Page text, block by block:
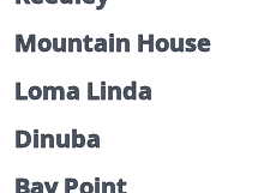
Mountain House
Loma Linda
Dinuba
Bay Point